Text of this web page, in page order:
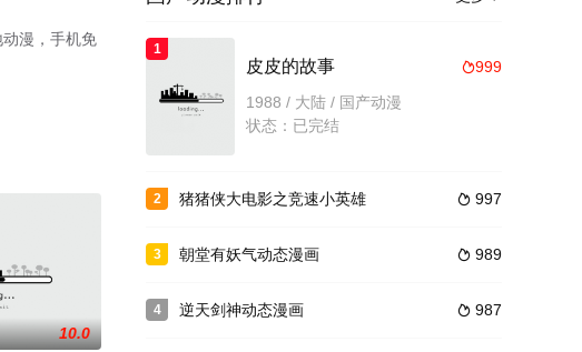
漫，手机免
10.0
1
999
皮皮的故事
1988 / 大陆 / 国产动漫
状态：已完结
2  997
猪猪侠大电影之竞速小英雄
3  989
朝堂有妖气动态漫画
4  987
逆天剑神动态漫画